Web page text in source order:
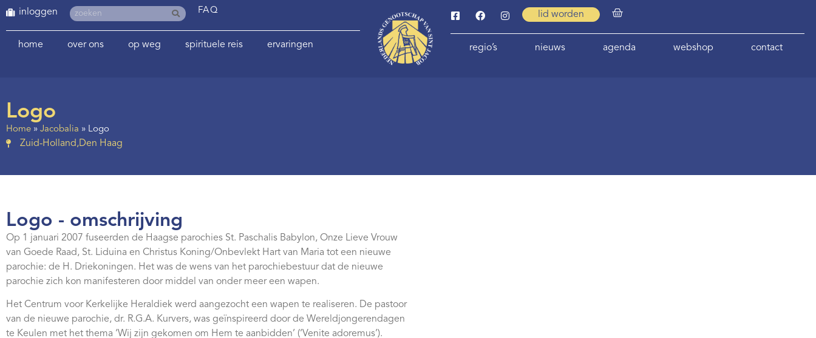
inloggen FAQ
home over ons op weg spirituele reis ervaringen
lid worden
regio’s nieuws agenda webshop contact
Logo
Home » Jacobalia » Logo
Zuid-Holland,Den Haag
Logo - omschrijving
Op 1 januari 2007 fuseerden de Haagse parochies St. Paschalis Babylon, Onze Lieve Vrouw
van Goede Raad, St. Liduina en Christus Koning/Onbevlekt Hart van Maria tot een nieuwe
parochie: de H. Driekoningen. Het was de wens van het parochiebestuur dat de nieuwe
parochie zich kon manifesteren door middel van onder meer een wapen.
Het Centrum voor Kerkelijke Heraldiek werd aangezocht een wapen te realiseren. De pastoor
van de nieuwe parochie, dr. R.G.A. Kurvers, was geïnspireerd door de Wereldjongerendagen
te Keulen met het thema ‘Wij zijn gekomen om Hem te aanbidden’ (‘Venite adoremus’).